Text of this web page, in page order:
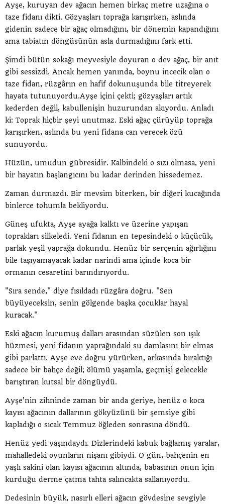
Ayşe, kuruyan dev ağacın hemen birkaç metre uzağına o
taze fidanı dikti. Gözyaşları toprağa karışırken, aslında
gidenin sadece bir ağaç olmadığını, bir dönemin kapandığını
ama tabiatın döngüsünün asla durmadığını fark etti.
Şimdi bütün sokağı meyvesiyle doyuran o dev ağaç, bir anıt
gibi sessizdi. Ancak hemen yanında, boynu incecik olan o
taze fidan, rüzgârın en hafif dokunuşunda bile titreyerek
hayata tutunuyordu.Ayşe içini çekti; gözyaşları artık
kederden değil, kabullenişin huzurundan akıyordu. Anladı
ki: Toprak hiçbir şeyi unutmaz. Eski ağaç çürüyüp toprağa
karışırken, aslında bu yeni fidana can verecek özü
sunuyordu.
Hüzün, umudun gübresidir. Kalbindeki o sızı olmasa, yeni
bir hayatın başlangıcını bu kadar derinden hissedemez.
Zaman durmazdı. Bir mevsim biterken, bir diğeri kucağında
binlerce tohumla bekliyordu.
Güneş ufukta, Ayşe ayağa kalktı ve üzerine yapışan
toprakları silkeledi. Yeni fidanın en tepesindeki o küçücük,
parlak yeşil yaprağa dokundu. Henüz bir serçenin ağırlığını
bile taşıyamayacak kadar narindi ama içinde koca bir
ormanın cesaretini barındırıyordu.
"Sıra sende," diye fısıldadı rüzgâra doğru. "Sen
büyüyeceksin, senin gölgende başka çocuklar hayal
kuracak."
Eski ağacın kurumuş dalları arasından süzülen son ışık
hüzmesi, yeni fidanın yaprağındaki su damlasını bir elmas
gibi parlattı. Ayşe eve doğru yürürken, arkasında bıraktığı
sadece bir bahçe değil; ölümü yaşamla, geçmişi gelecekle
barıştıran kutsal bir döngüydü.
Ayşe’nin zihninde zaman bir anda geriye, henüz o koca
kayısı ağacının dallarının gökyüzünü bir şemsiye gibi
kapladığı o sıcak Temmuz öğleden sonrasına döndü.
Henüz yedi yaşındaydı. Dizlerindeki kabuk bağlamış yaralar,
mahalledeki oyunların nişanı gibiydi. O gün, bahçenin en
yaşlı sakini olan kayısı ağacının altında, babasının onun için
kurduğu derme çatma tahta salıncakta sallanıyordu.
Dedesinin büyük, nasırlı elleri ağacın gövdesine sevgiyle